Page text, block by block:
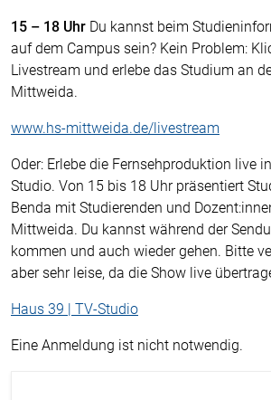
15 – 18 Uhr Du kannst beim
auf dem Campus sein? Kein Problem:
Livestream und erlebe das Studium an
Mittweida.
www.hs-mittweida.de/livestream
Oder: Erlebe die Fernsehproduktion live
Studio. Von 15 bis 18 Uhr präsentiert
Benda mit Studierenden und
Mittweida. Du kannst während der
kommen und auch wieder gehen. Bitte
aber sehr leise, da die Show live
Haus 39 | TV-Studio
Eine Anmeldung ist nicht notwendig.